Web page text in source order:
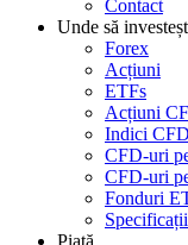
Contact
Unde să
Forex
Acțiuni
ETFs
Acțiuni
Indici CFD
CFD-uri
CFD-uri
Fonduri